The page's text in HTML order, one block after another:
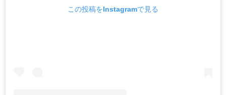
この投稿をInstagramで見る